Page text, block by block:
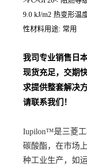
9.0 kJ/m2 热变形温
性材料用途: 常用
我司专业销售日
现货充足，交期
求提供整套解决方
请联系我们！
Iupilon™是三菱
碳酸酯，在市场
种工业生产，如